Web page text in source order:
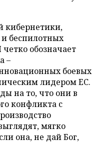
кибернетики,
и беспилотных
обозначает
–
боевых
лидером ЕС.
на то, что они в
конфликта с
мягко
она, не дай Бог,